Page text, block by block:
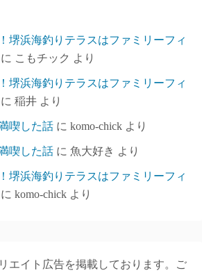
堺浜海釣りテラスはファミリーフィ
に こもチック より
堺浜海釣りテラスはファミリーフィ
に 稲井 より
喫した話 に komo-chick より
喫した話 に 魚大好き より
堺浜海釣りテラスはファミリーフィ
に komo-chick より
エイト広告を掲載しております。ご